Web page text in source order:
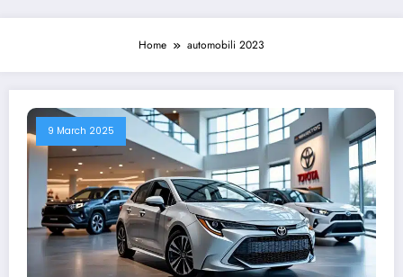
Home automobili 2023
9 March 2025